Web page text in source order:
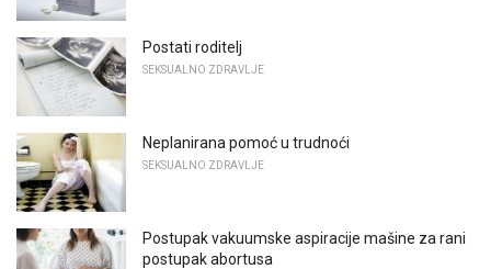
Postati roditelj
SEKSUALNO ZDRAVLJE
Neplanirana pomoć u trudnoći
SEKSUALNO ZDRAVLJE
Postupak vakuumske aspiracije mašine za rani
postupak abortusa